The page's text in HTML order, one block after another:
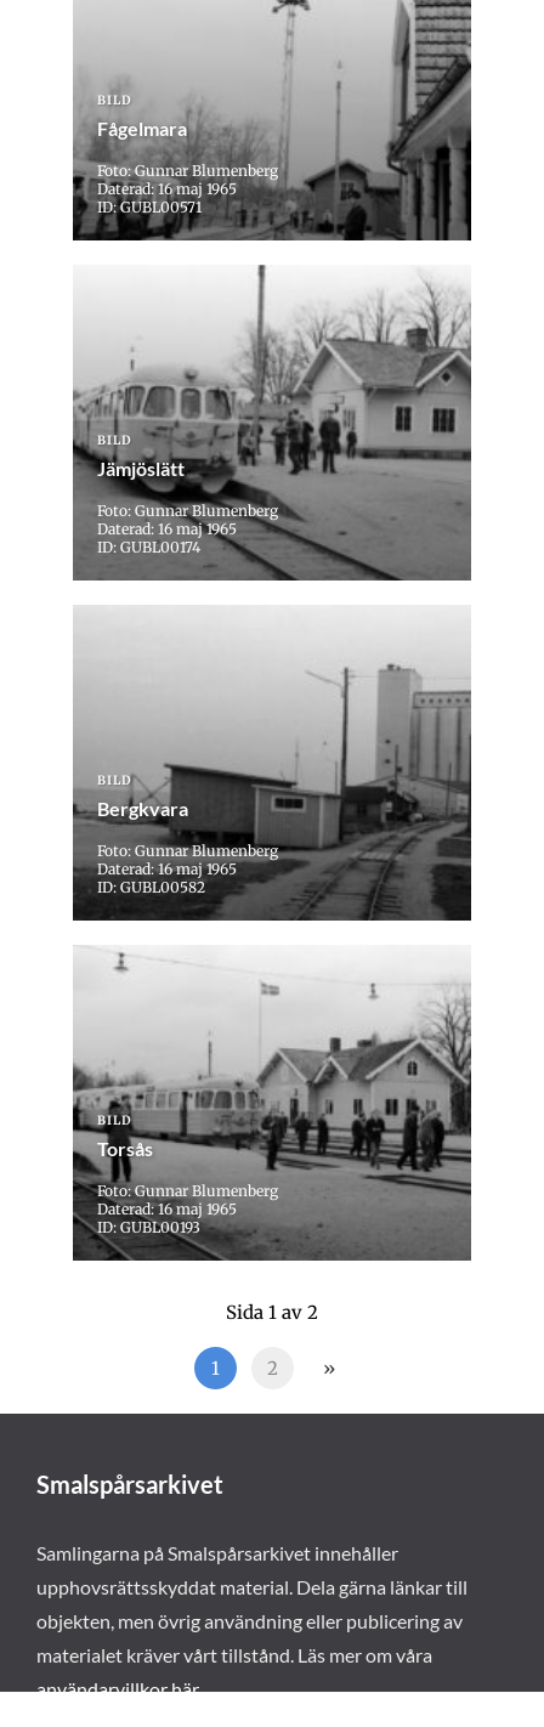
BILD
Fågelmara
Foto: Gunnar Blumenberg
Daterad: 16 maj 1965
ID: GUBL00571
BILD
Jämjöslätt
Foto: Gunnar Blumenberg
Daterad: 16 maj 1965
ID: GUBL00174
BILD
Bergkvara
Foto: Gunnar Blumenberg
Daterad: 16 maj 1965
ID: GUBL00582
BILD
Torsås
Foto: Gunnar Blumenberg
Daterad: 16 maj 1965
ID: GUBL00193
Sida 1 av 2
1 2 »
Smalspårsarkivet
Samlingarna på Smalspårsarkivet innehåller
upphovsrättsskyddat material. Dela gärna länkar till
objekten, men övrig användning eller publicering av
materialet kräver vårt tillstånd. Läs mer om våra
användarvillkor här.